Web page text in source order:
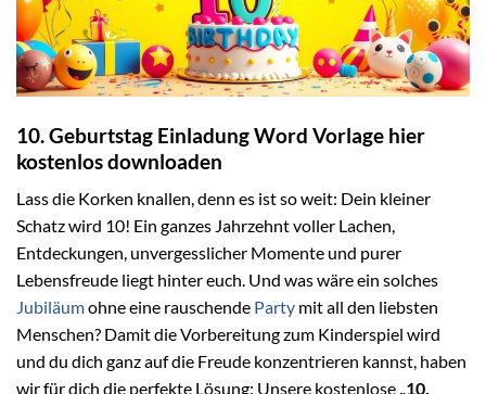
10. Geburtstag Einladung Word Vorlage hier
kostenlos downloaden
Lass die Korken knallen, denn es ist so weit: Dein kleiner
Schatz wird 10! Ein ganzes Jahrzehnt voller Lachen,
Entdeckungen, unvergesslicher Momente und purer
Lebensfreude liegt hinter euch. Und was wäre ein solches
Jubiläumohne eine rauschende Party mit all den liebsten
Menschen? Damit die Vorbereitung zum Kinderspiel wird
und du dich ganz auf die Freude konzentrieren kannst, haben
wir für dich die perfekte Lösung: Unsere kostenlose „10.